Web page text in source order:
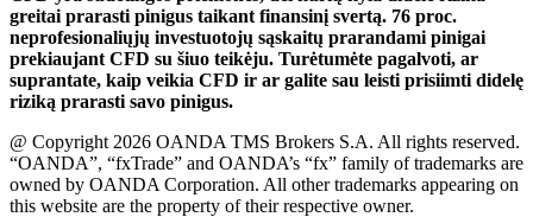
greitai prarasti pinigus taikant finansinį svertą. 76 proc.
neprofesionaliųjų investuotojų sąskaitų prarandami pinigai
prekiaujant CFD su šiuo teikėju. Turėtumėte pagalvoti, ar
suprantate, kaip veikia CFD ir ar galite sau leisti prisiimti didelę
riziką prarasti savo pinigus.
@ Copyright 2026 OANDA TMS Brokers S.A. All rights reserved.
“OANDA”, “fxTrade” and OANDA’s “fx” family of trademarks are
owned by OANDA Corporation. All other trademarks appearing on
this website are the property of their respective owner.